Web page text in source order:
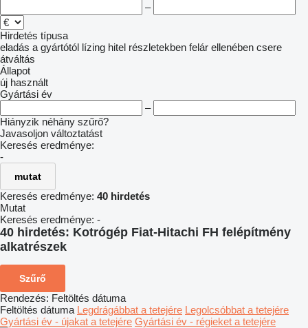
–
Hirdetés típusa
eladás a gyártótól lízing hitel részletekben felár ellenében csere
átváltás
Állapot
új használt
Gyártási év
–
Hiányzik néhány szűrő?
Javasoljon változtatást
Keresés eredménye:
-
mutat
Keresés eredménye: 40 hirdetés
Mutat
Keresés eredménye: -
40 hirdetés: Kotrógép Fiat-Hitachi FH felépítmény
alkatrészek
Szűrő
Rendezés: Feltöltés dátuma
Feltöltés dátuma Legdrágábbat a tetejére Legolcsóbbat a tetejére
Gyártási év - újakat a tetejére Gyártási év - régieket a tetejére